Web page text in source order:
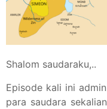
Shalom saudaraku,..
Episode kali ini
para saudara